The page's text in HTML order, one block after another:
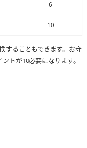
6
10
することもできます。お守
トが10必要になります。